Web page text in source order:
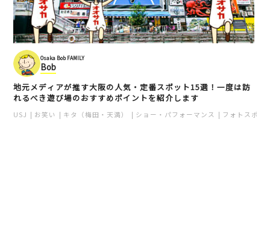
Osaka Bob FAMILY
Bob
地元メディアが推す大阪の人気・定番スポット15選！一度は訪
れるべき遊び場のおすすめポイントを紹介します
USJ お笑い キタ（梅田・天満） ショー・パフォーマンス フォトスポッ